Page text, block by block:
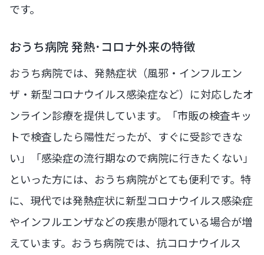
です。
おうち病院 発熱･コロナ外来の特徴
おうち病院では、発熱症状（風邪・インフルエン
ザ・新型コロナウイルス感染症など）に対応したオ
ンライン診療を提供しています。「市販の検査キッ
トで検査したら陽性だったが、すぐに受診できな
い」「感染症の流行期なので病院に行きたくない」
といった方には、おうち病院がとても便利です。特
に、現代では発熱症状に新型コロナウイルス感染症
やインフルエンザなどの疾患が隠れている場合が増
えています。おうち病院では、抗コロナウイルス